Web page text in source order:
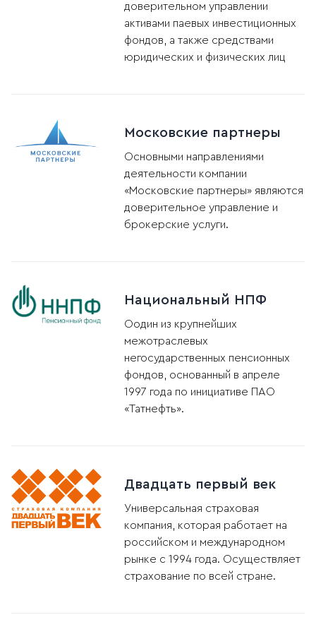
доверительном управлении
активами паевых инвестиционных
фондов, а также средствами
юридических и физических лиц
Московские партнеры
Основными направлениями
деятельности компании
«Московские партнеры» являются
доверительное управление и
брокерские услуги.
Национальный НПФ
Оодин из крупнейших
межотраслевых
негосударственных пенсионных
фондов, основанный в апреле
1997 года по инициативе ПАО
«Татнефть».
Двадцать первый век
Универсальная страховая
компания, которая работает на
российском и международном
рынке с 1994 года. Осуществляет
страхование по всей стране.